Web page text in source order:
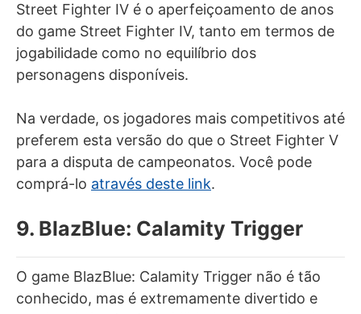
Street Fighter IV é o aperfeiçoamento de anos
do game Street Fighter IV, tanto em termos de
jogabilidade como no equilíbrio dos
personagens disponíveis.
Na verdade, os jogadores mais competitivos até
preferem esta versão do que o Street Fighter V
para a disputa de campeonatos. Você pode
comprá-lo através deste link.
9. BlazBlue: Calamity Trigger
O game BlazBlue: Calamity Trigger não é tão
conhecido, mas é extremamente divertido e